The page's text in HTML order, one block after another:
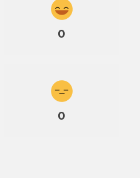
0
0